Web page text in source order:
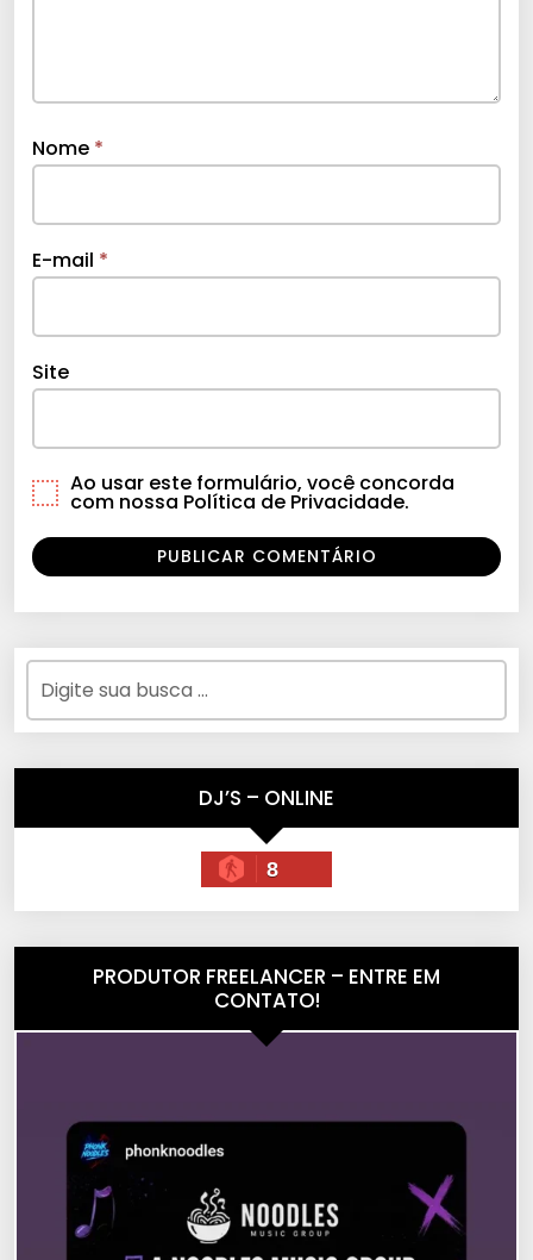
Nome *
E-mail *
Site
Ao usar este formulário, você concorda
com nossa Política de Privacidade.
DJ’S – ONLINE
8
PRODUTOR FREELANCER – ENTRE EM
CONTATO!